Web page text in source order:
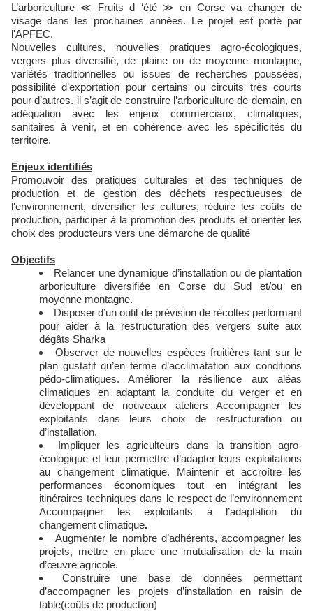
L’arboriculture ≪ Fruits d ‘été ≫ en Corse va changer de
visage dans les prochaines années. Le projet est porté par
l'APFEC.
Nouvelles cultures, nouvelles pratiques agro-écologiques,
vergers plus diversifié, de plaine ou de moyenne montagne,
variétés traditionnelles ou issues de recherches poussées,
possibilité d’exportation pour certains ou circuits très courts
pour d’autres. il s’agit de construire l’arboriculture de demain, en
adéquation avec les enjeux commerciaux, climatiques,
sanitaires à venir, et en cohérence avec les spécificités du
territoire.
Enjeux identifiés
Promouvoir des pratiques culturales et des techniques de
production et de gestion des déchets respectueuses de
l'environnement, diversifier les cultures, réduire les coûts de
production, participer à la promotion des produits et orienter les
choix des producteurs vers une démarche de qualité
Objectifs
Relancer une dynamique d’installation ou de plantation
arboriculture diversifiée en Corse du Sud et/ou en
moyenne montagne.
Disposer d’un outil de prévision de récoltes performant
pour aider à la restructuration des vergers suite aux
dégâts Sharka
Observer de nouvelles espèces fruitières tant sur le
plan gustatif qu’en terme d’acclimatation aux conditions
pédo-climatiques. Améliorer la résilience aux aléas
climatiques en adaptant la conduite du verger et en
développant de nouveaux ateliers Accompagner les
exploitants dans leurs choix de restructuration ou
d’installation.
Impliquer les agriculteurs dans la transition agro-
écologique et leur permettre d’adapter leurs exploitations
au changement climatique. Maintenir et accroître les
performances économiques tout en intégrant les
itinéraires techniques dans le respect de l’environnement
Accompagner les exploitants à l’adaptation du
changement climatique.
Augmenter le nombre d’adhérents, accompagner les
projets, mettre en place une mutualisation de la main
d’œuvre agricole.
Construire une base de données permettant
d’accompagner les projets d’installation en raisin de
table(coûts de production)